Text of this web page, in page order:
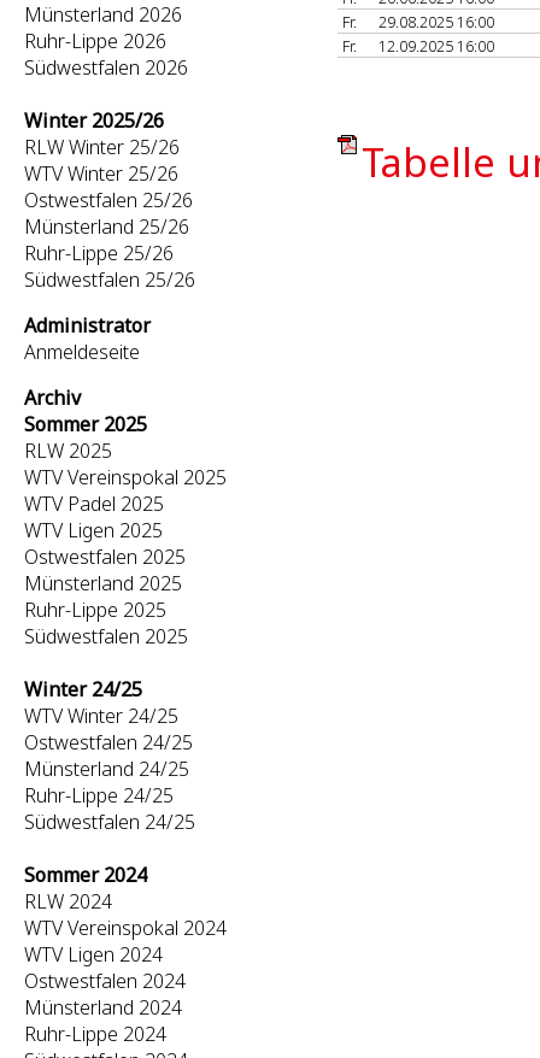
Münsterland 2026
Ruhr-Lippe 2026
Südwestfalen 2026
Winter 2025/26
RLW Winter 25/26
WTV Winter 25/26
Ostwestfalen 25/26
Münsterland 25/26
Ruhr-Lippe 25/26
Südwestfalen 25/26
Administrator
Anmeldeseite
Archiv
Sommer 2025
RLW 2025
WTV Vereinspokal 2025
WTV Padel 2025
WTV Ligen 2025
Ostwestfalen 2025
Münsterland 2025
Ruhr-Lippe 2025
Südwestfalen 2025
Winter 24/25
WTV Winter 24/25
Ostwestfalen 24/25
Münsterland 24/25
Ruhr-Lippe 24/25
Südwestfalen 24/25
Sommer 2024
RLW 2024
WTV Vereinspokal 2024
WTV Ligen 2024
Ostwestfalen 2024
Münsterland 2024
Ruhr-Lippe 2024
Fr.
29.08.2025 16:00
Fr.
12.09.2025 16:00
Tabelle